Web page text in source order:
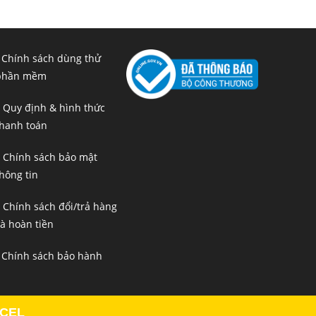
sách dùng thử
mềm
Quy định & hình thức
toán
Chính sách bảo mật
tin
Chính sách đổi/trả hàng
hoàn tiền
sách bảo hành